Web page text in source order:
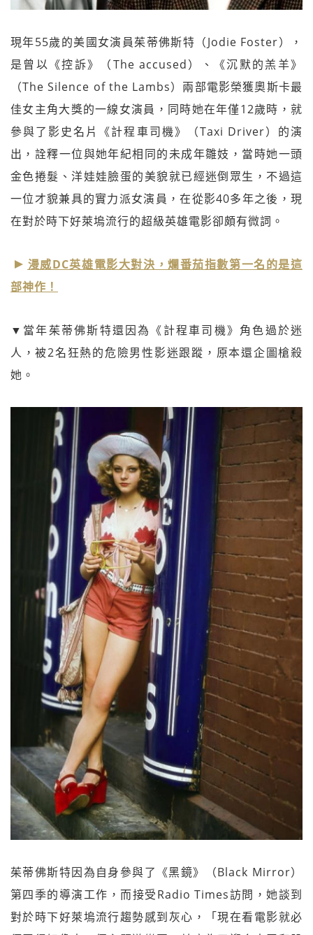
現年55歲的美國女演員茱蒂佛斯特（Jodie Foster），
是曾以《控訴》（The accused）、《沉默的羔羊》
（The Silence of the Lambs）兩部電影榮獲奧斯卡最
佳女主角大獎的一線女演員，同時她在年僅12歲時，就
參與了影史名片《計程車司機》（Taxi Driver）的演
出，詮釋一位與她年紀相同的未成年雛妓，當時她一頭
金色捲髮、洋娃娃臉蛋的美貌就已經迷倒眾生，不過這
一位才貌兼具的實力派女演員，在從影40多年之後，現
在對於時下好萊塢流行的超級英雄電影卻頗有微詞。
漫威DC英雄電影大對決，爛番茄指數第一名的是這
部神作！
▼當年茱蒂佛斯特還因為《計程車司機》角色過於迷
人，被2名狂熱的危險男性影迷跟蹤，原本還企圖槍殺
她。
茱蒂佛斯特因為自身參與了《黑鏡》（Black Mirror）
第四季的導演工作，而接受Radio Times訪問，她談到
對於時下好萊塢流行趨勢感到灰心，「現在看電影就必